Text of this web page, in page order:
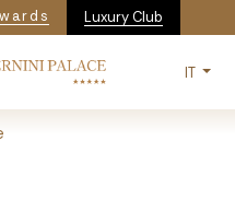
Luxury Club
IT